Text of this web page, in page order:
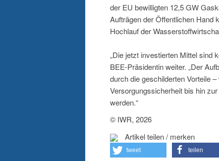
der EU bewilligten 12,5 GW
Aufträgen der Öffentlichen Hand
Hochlauf der
„Die jetzt investierten Mittel sind
BEE-Präsidentin weiter. „Der
durch die geschilderten Vorteile
Versorgungssicherheit bis hin
werden.“
© IWR, 2026
Artikel teilen / merken
tweet teilen